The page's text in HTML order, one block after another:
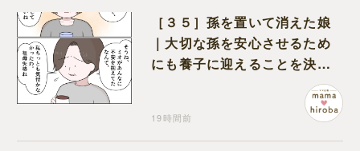
［３５］孫を置いて消えた娘
｜大切な孫を安心させるため
にも養子に迎えることを決心
19時間前